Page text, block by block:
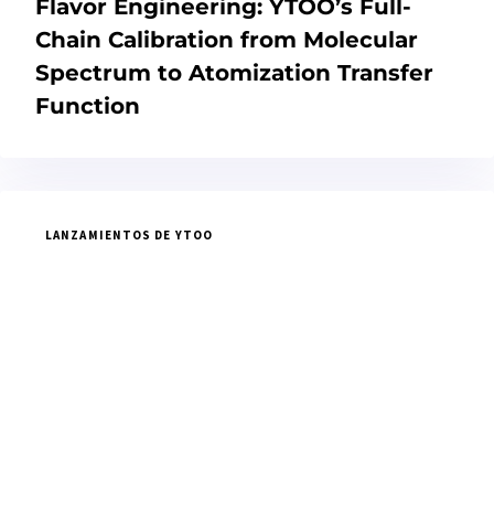
Flavor Engineering: YTOO’s Full-
Chain Calibration from Molecular
Spectrum to Atomization Transfer
Function
LANZAMIENTOS DE YTOO